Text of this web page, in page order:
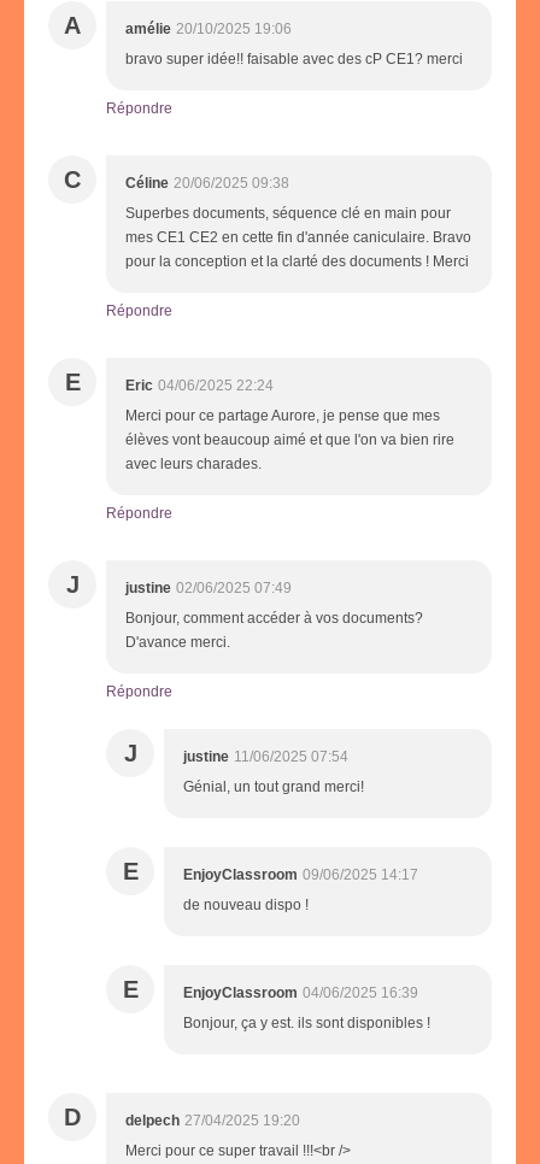
A amélie 20/10/2025 19:06
bravo super idée!! faisable avec des cP CE1? merci
Répondre
C Céline 20/06/2025 09:38
Superbes documents, séquence clé en main pour
mes CE1 CE2 en cette fin d'année caniculaire. Bravo
pour la conception et la clarté des documents ! Merci
Répondre
E Eric 04/06/2025 22:24
Merci pour ce partage Aurore, je pense que mes
élèves vont beaucoup aimé et que l'on va bien rire
avec leurs charades.
Répondre
J justine 02/06/2025 07:49
Bonjour, comment accéder à vos documents?
D'avance merci.
Répondre
J justine 11/06/2025 07:54
Génial, un tout grand merci!
E EnjoyClassroom 09/06/2025 14:17
de nouveau dispo !
E EnjoyClassroom 04/06/2025 16:39
Bonjour, ça y est. ils sont disponibles !
D delpech 27/04/2025 19:20
Merci pour ce super travail !!!<br />